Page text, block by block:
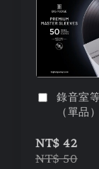
錄音室
（單品）
NT$ 42
NT$ 50